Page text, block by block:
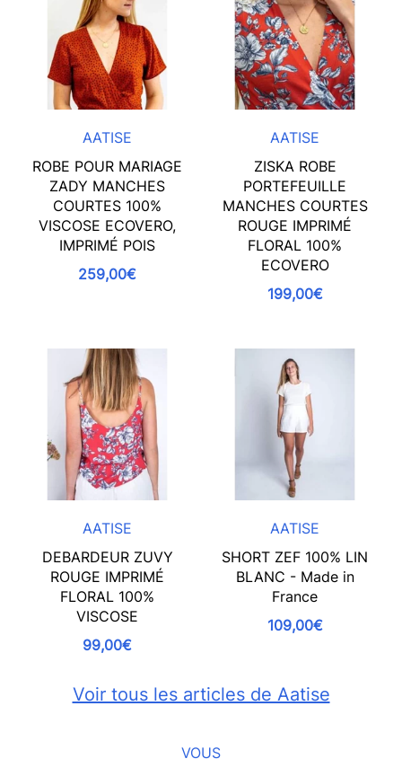
AATISE
ROBE POUR MARIAGE
ZADY MANCHES
COURTES 100%
VISCOSE ECOVERO,
IMPRIMÉ POIS
259,00€
AATISE
ZISKA ROBE
PORTEFEUILLE
MANCHES COURTES
ROUGE IMPRIMÉ
FLORAL 100%
ECOVERO
199,00€
AATISE
DEBARDEUR ZUVY
ROUGE IMPRIMÉ
FLORAL 100%
VISCOSE
99,00€
AATISE
SHORT ZEF 100% LIN
BLANC - Made in
France
109,00€
Voir tous les articles de Aatise
VOUS